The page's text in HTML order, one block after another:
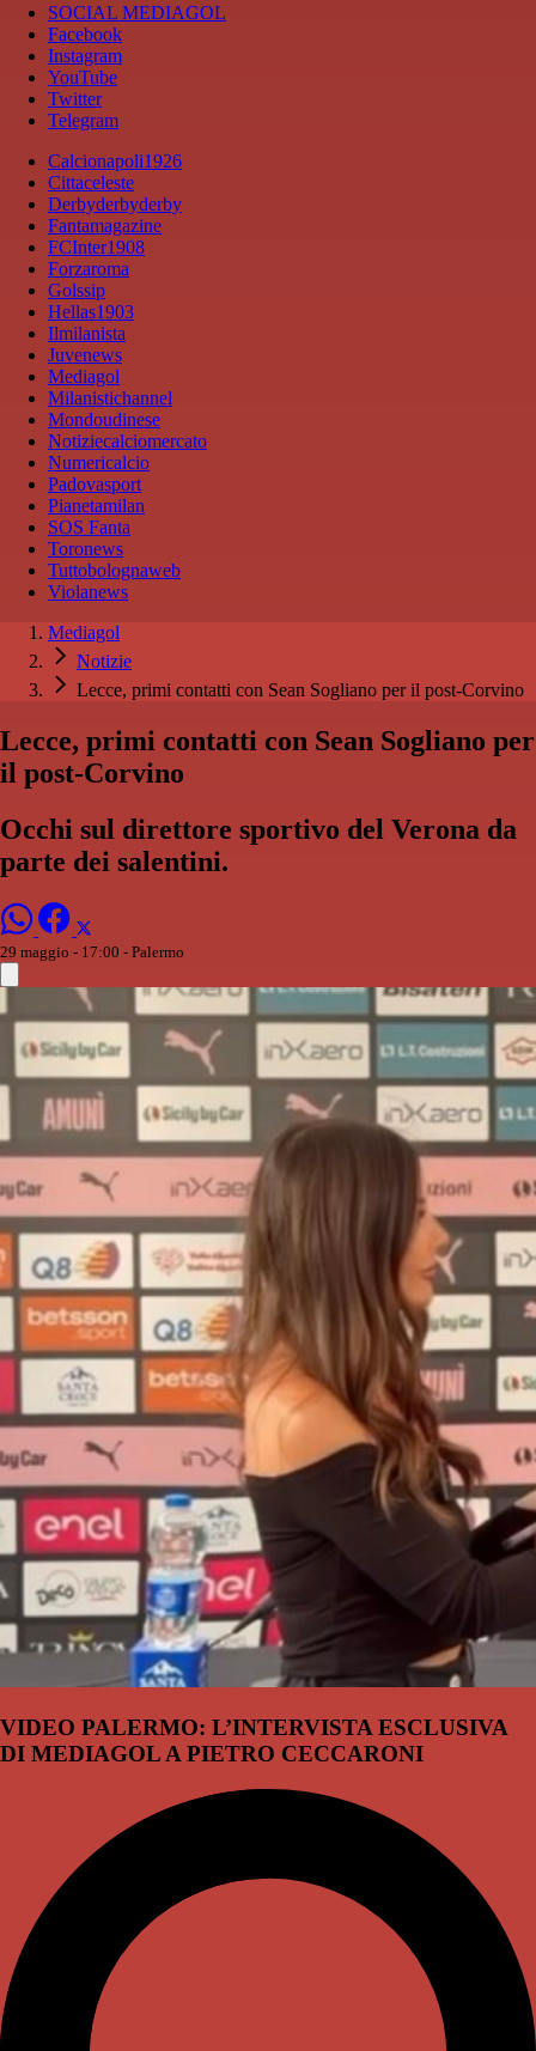
SOCIAL MEDIAGOL
Facebook
Instagram
YouTube
Twitter
Telegram
Calcionapoli1926
Cittaceleste
Derbyderbyderby
Fantamagazine
FCInter1908
Forzaroma
Golssip
Hellas1903
Ilmilanista
Juvenews
Mediagol
Milanistichannel
Mondoudinese
Notiziecalciomercato
Numericalcio
Padovasport
Pianetamilan
SOS Fanta
Toronews
Tuttobolognaweb
Violanews
Mediagol
Notizie
Lecce, primi contatti con Sean Sogliano per il post-Corvino
Lecce, primi contatti con Sean Sogliano per
il post-Corvino
Occhi sul direttore sportivo del Verona da
parte dei salentini.
29 maggio - 17:00 - Palermo
VIDEO PALERMO: L’INTERVISTA ESCLUSIVA
DI MEDIAGOL A PIETRO CECCARONI